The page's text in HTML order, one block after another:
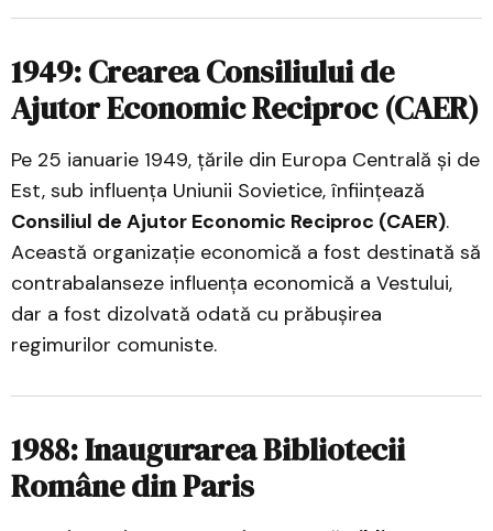
1949: Crearea Consiliului de
Ajutor Economic Reciproc (CAER)
Pe 25 ianuarie 1949, țările din Europa Centrală și de
Est, sub influența Uniunii Sovietice, înființează
Consiliul de Ajutor Economic Reciproc (CAER).
Această organizație economică a fost destinată să
contrabalanseze influența economică a Vestului,
dar a fost dizolvată odată cu prăbușirea
regimurilor comuniste.
1988: Inaugurarea Bibliotecii
Române din Paris